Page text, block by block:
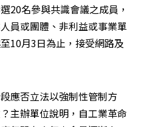
20名參與共識會議之成員，
員或團體、非利益或事業單
10月3日為止，接受網路及
應否立法以強制性管制方
主辦單位說明，自工業革命